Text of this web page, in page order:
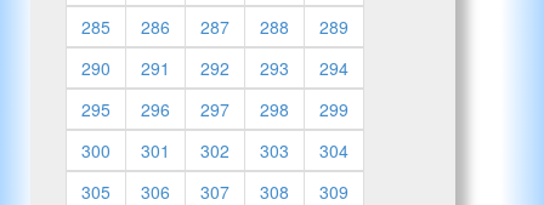
285
286 287 288
289
290
291 292 293
294
295
296 297 298
299
300
301 302 303
304
305
306 307 308
309